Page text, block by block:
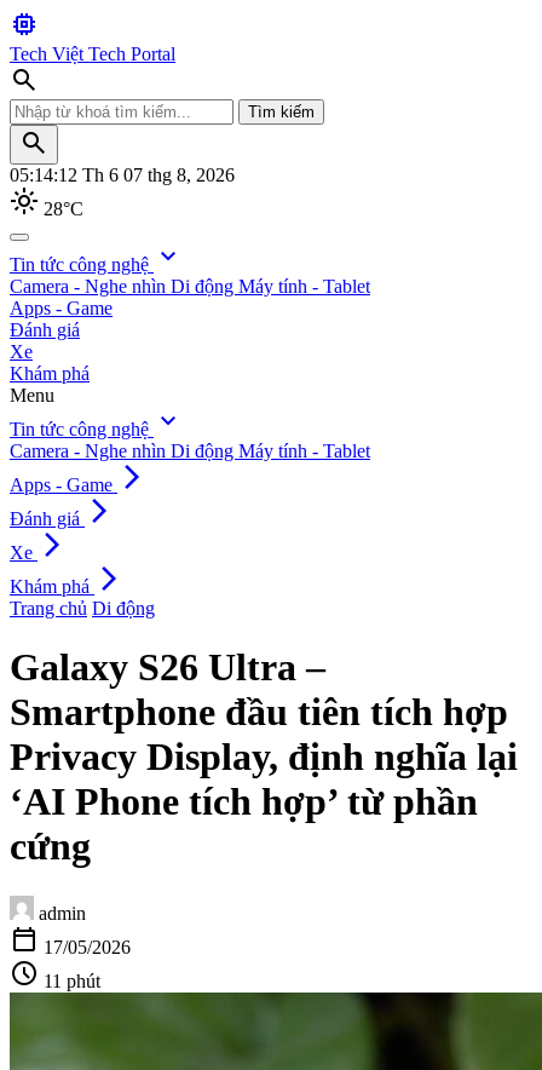
memory
Tech Việt Tech Portal
search
Tìm kiếm
search
05:14:15 Th 6 07 thg 8, 2026
light_mode 28°C
search
Tìm kiếm
Tin tức công nghệ expand_more
Camera - Nghe nhìn Di động Máy tính - Tablet
Apps - Game
Đánh giá
Xe
Khám phá
Menu
Tin tức công nghệ expand_more
Camera - Nghe nhìn Di động Máy tính - Tablet
Apps - Game arrow_forward_ios
Đánh giá arrow_forward_ios
Xe arrow_forward_ios
Khám phá arrow_forward_ios
Trang chủ Di động
Galaxy S26 Ultra –
Smartphone đầu tiên tích hợp
Privacy Display, định nghĩa lại
‘AI Phone tích hợp’ từ phần
cứng
admin
calendar_today 17/05/2026
schedule 11 phút